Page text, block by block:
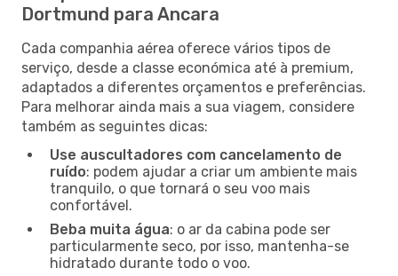
Dortmund para Ancara
Cada companhia aérea oferece vários tipos de
serviço, desde a classe económica até à premium,
adaptados a diferentes orçamentos e preferências.
Para melhorar ainda mais a sua viagem, considere
também as seguintes dicas:
Use auscultadores com cancelamento de
ruído: podem ajudar a criar um ambiente mais
tranquilo, o que tornará o seu voo mais
confortável.
Beba muita água: o ar da cabina pode ser
particularmente seco, por isso, mantenha-se
hidratado durante todo o voo.